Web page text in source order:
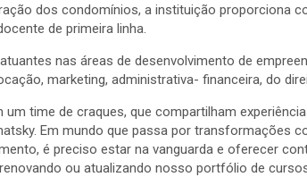
dos condomínios, a instituição proporciona
de primeira linha.
nas áreas de desenvolvimento de
marketing, administrativa- financeira, do
um time de craques, que compartilham
Em mundo que passa por transformações
é preciso estar na vanguarda e oferecer
ou atualizando nosso portfólio de